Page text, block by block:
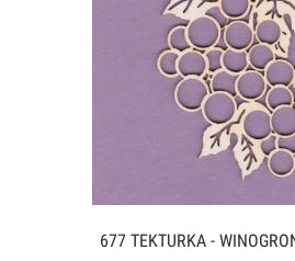
677 TEKTURKA -